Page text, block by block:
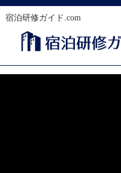
宿泊研修ガイド.com